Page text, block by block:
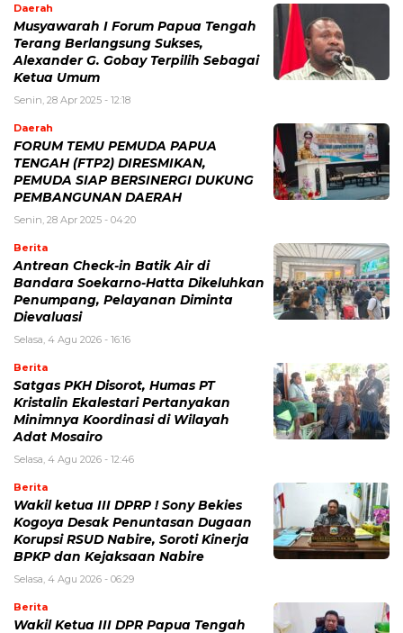
Daerah
Musyawarah I Forum Papua Tengah
Terang Berlangsung Sukses,
Alexander G. Gobay Terpilih Sebagai
Ketua Umum
Senin, 28 Apr 2025 - 12:18
Daerah
FORUM TEMU PEMUDA PAPUA
TENGAH (FTP2) DIRESMIKAN,
PEMUDA SIAP BERSINERGI DUKUNG
PEMBANGUNAN DAERAH
Senin, 28 Apr 2025 - 04:20
Berita
Antrean Check-in Batik Air di
Bandara Soekarno-Hatta Dikeluhkan
Penumpang, Pelayanan Diminta
Dievaluasi
Selasa, 4 Agu 2026 - 16:16
Berita
Satgas PKH Disorot, Humas PT
Kristalin Ekalestari Pertanyakan
Minimnya Koordinasi di Wilayah
Adat Mosairo
Selasa, 4 Agu 2026 - 12:46
Berita
Wakil ketua III DPRP ! Sony Bekies
Kogoya Desak Penuntasan Dugaan
Korupsi RSUD Nabire, Soroti Kinerja
BPKP dan Kejaksaan Nabire
Selasa, 4 Agu 2026 - 06:29
Berita
Wakil Ketua III DPR Papua Tengah